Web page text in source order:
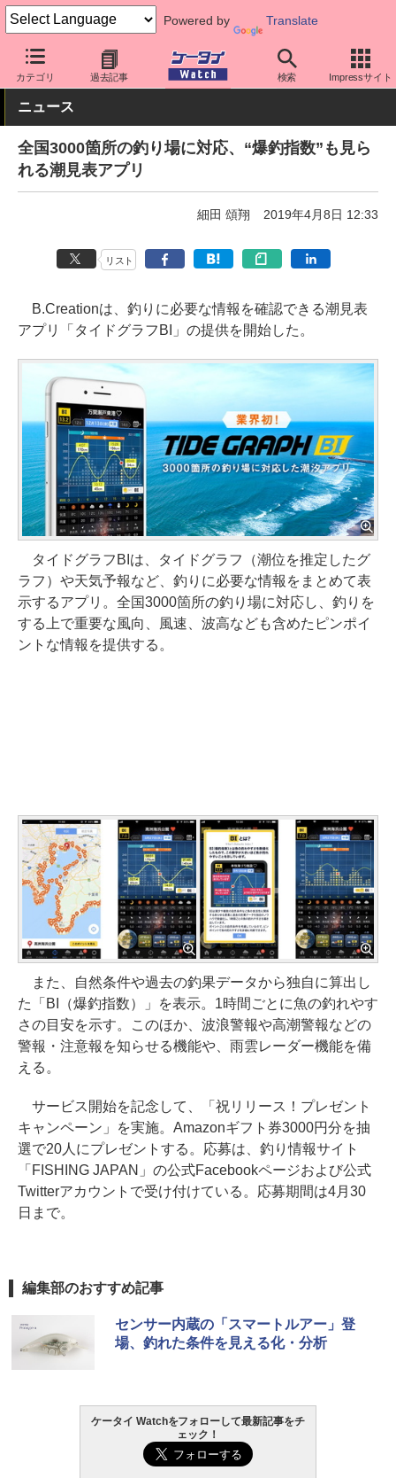
Powered by Translate
カテゴリ 過去記事 検索 Impressサイト
ケータイ Watch アプリ・サービス その他
ニュース
全国3000箇所の釣り場に対応、“爆釣指数”も見ら
れる潮見表アプリ
細田 頌翔 2019年4月8日 12:33
リスト
B.Creationは、釣りに必要な情報を確認できる潮見表
アプリ「タイドグラフBI」の提供を開始した。
タイドグラフBIは、タイドグラフ（潮位を推定したグ
ラフ）や天気予報など、釣りに必要な情報をまとめて表
示するアプリ。全国3000箇所の釣り場に対応し、釣りを
する上で重要な風向、風速、波高なども含めたピンポイ
ントな情報を提供する。
また、自然条件や過去の釣果データから独自に算出し
た「BI（爆釣指数）」を表示。1時間ごとに魚の釣れやす
さの目安を示す。このほか、波浪警報や高潮警報などの
警報・注意報を知らせる機能や、雨雲レーダー機能を備
える。
サービス開始を記念して、「祝リリース！プレゼント
キャンペーン」を実施。Amazonギフト券3000円分を抽
選で20人にプレゼントする。応募は、釣り情報サイト
「FISHING JAPAN」の公式Facebookページおよび公式
Twitterアカウントで受け付けている。応募期間は4月30
日まで。
編集部のおすすめ記事
センサー内蔵の「スマートルアー」登
場、釣れた条件を見える化・分析
ケータイ Watchをフォローして最新記事をチ
ェック！